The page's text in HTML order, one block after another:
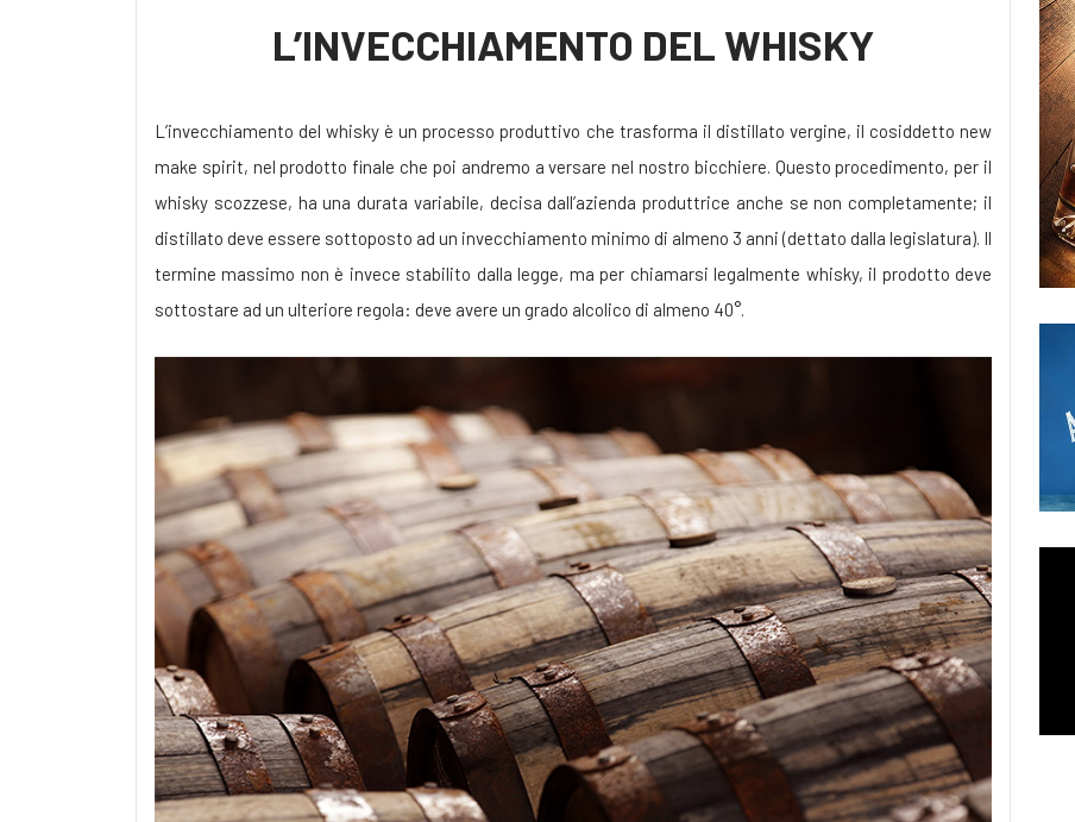
L’INVECCHIAMENTO DEL WHISKY
L’invecchiamento del whisky è un processo produttivo che trasforma il distillato vergine, il cosiddetto new
make spirit, nel prodotto finale che poi andremo a versare nel nostro bicchiere. Questo procedimento, per il
whisky scozzese, ha una durata variabile, decisa dall’azienda produttrice anche se non completamente; il
distillato deve essere sottoposto ad un invecchiamento minimo di almeno 3 anni (dettato dalla legislatura). Il
termine massimo non è invece stabilito dalla legge, ma per chiamarsi legalmente whisky, il prodotto deve
sottostare ad un ulteriore regola: deve avere un grado alcolico di almeno 40°.